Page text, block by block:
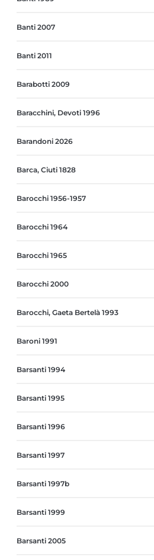
Banti 2007
Banti 2011
Barabotti 2009
Baracchini, Devoti 1996
Barandoni 2026
Barca, Ciuti 1828
Barocchi 1956-1957
Barocchi 1964
Barocchi 1965
Barocchi 2000
Barocchi, Gaeta Bertelà 1993
Baroni 1991
Barsanti 1994
Barsanti 1995
Barsanti 1996
Barsanti 1997
Barsanti 1997b
Barsanti 1999
Barsanti 2005